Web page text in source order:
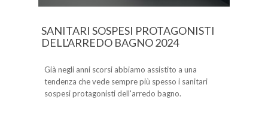
SANITARI SOSPESI PROTAGONISTI
DELL'ARREDO BAGNO 2024
Già negli anni scorsi abbiamo assistito a una
tendenza che vede sempre più spesso i sanitari
sospesi protagonisti dell'arredo bagno.